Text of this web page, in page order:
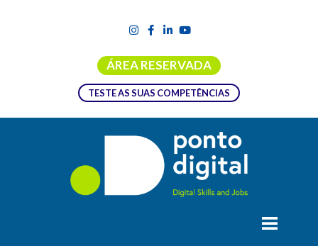
ÁREA RESERVADA
TESTE AS SUAS COMPETÊNCIAS